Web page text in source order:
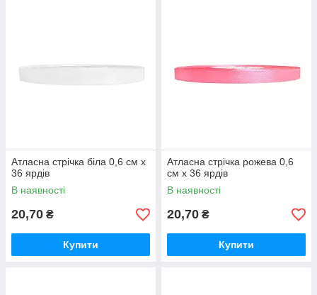
Атласна стрічка біла 0,6 см х
36 ярдів
В наявності
20,70 ₴
Купити
Атласна стрічка рожева 0,6
см х 36 ярдів
В наявності
20,70 ₴
Купити